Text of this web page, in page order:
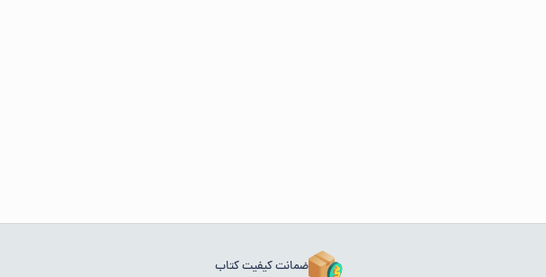
ضمانت کیفیت کتاب